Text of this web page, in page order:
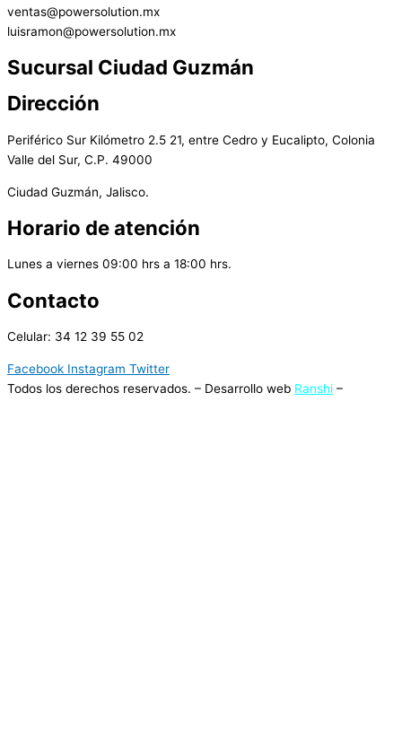
ventas@powersolution.mx
luisramon@powersolution.mx
Sucursal Ciudad Guzmán
Dirección
Periférico Sur Kilómetro 2.5 21, entre Cedro y Eucalipto, Colonia
Valle del Sur, C.P. 49000
Ciudad Guzmán, Jalisco.
Horario de atención
Lunes a viernes 09:00 hrs a 18:00 hrs.
Contacto
Celular: 34 12 39 55 02
Facebook Instagram Twitter
Todos los derechos reservados. – Desarrollo web Ranshi –